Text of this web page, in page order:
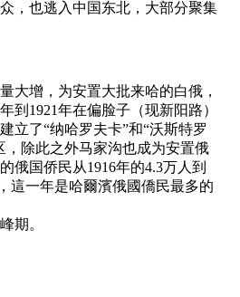
，也逃入中国东北，大部分聚集
大增，为安置大批来哈的白俄，
到1921年在偏脸子（现新阳路）
立了“纳哈罗夫卡”和“沃斯特罗
，除此之外马家沟也成为安置俄
俄国侨民从1916年的4.3万人到
這一年是哈爾濱俄國僑民最多的
期。